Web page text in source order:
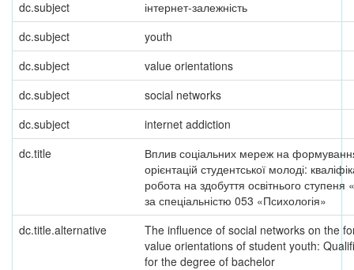
dc.subject
інтернет-залежність
dc.subject
youth
dc.subject
value orientations
dc.subject
social networks
dc.subject
internet addiction
dc.title
Вплив соціальних мереж на
орієнтацій студентської молоді:
робота на здобуття освітнього ступеня
за спеціальністю 053 «Психологія»
dc.title.alternative
The influence of social networks on the
value orientations of student youth:
for the degree of bachelor